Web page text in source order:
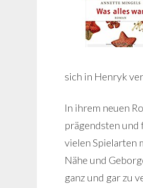
sich in Henryk
In ihrem neuen
prägendsten und
vielen Spielarten
Nähe und
ganz und gar zu